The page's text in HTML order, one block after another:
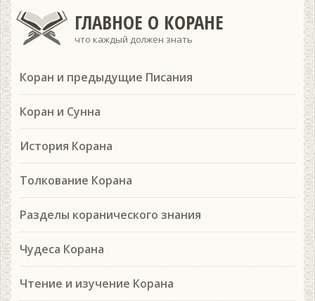
ГЛАВНОЕ О КОРАНЕ
что каждый должен знать
Коран и предыдущие Писания
Коран и Сунна
История Корана
Толкование Корана
Разделы коранического знания
Чудеса Корана
Чтение и изучение Корана